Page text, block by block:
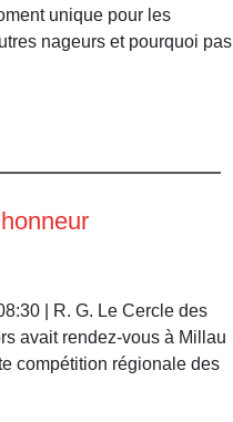
unique pour les
nageurs et pourquoi pas
| R. G. Le Cercle des
avait rendez-vous à Millau
compétition régionale des